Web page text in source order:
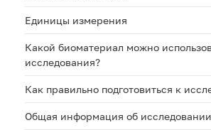
Единицы измерения
Какой биоматериал можно
исследования?
Как правильно подготовиться к
Общая информация об исследовании